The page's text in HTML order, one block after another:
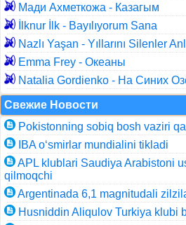
Мади Ахметкожа - Казагым
İlknur İlk - Bayılıyorum Sana
Nazlı Yaşan - Yıllarını Silenler
Emma Frey - Океаны
Natalia Gordienko - На Синих
Свежие Новости
Pokistonning sobiq bosh vaziri
IBA o‘smirlar mundialini tikladi
APL klublari Saudiya Arabistoni
qilmoqchi
Argentinada 6,1 magnitudali
Husniddin Aliqulov Turkiya klubi